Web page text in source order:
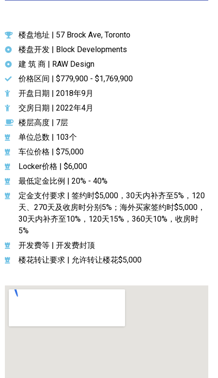
走近加拿大
为什么移民加拿大
加拿大的历史文化
加拿大社会保险系统
定居安大略省
安大略省免费医疗保险
加拿大的福利制度
吃货眼中的加拿大地图
楼盘地址 | 57 Brock Ave, Toronto
楼盘开发 | Block Developments
建 筑 商 | RAW Design
价格区间 | $779,900 - $1,769,900
开盘日期 | 2018年9月
交房日期 | 2022年4月
楼层高度 | 7层
单位总数 | 103个
车位价格 | $75,000
Locker价格 | $6,000
最低定金比例 | 20% - 40%
定金支付要求 | 签约时$5,000，30天内补齐至5%，120
天、270天及收房时分别5%；海外买家签约时$5,000，
30天内补齐至10%，120天15%，360天10%，收房时
5%
开发费等 | 开发费封顶
楼花转让要求 | 允许转让楼花$5,000